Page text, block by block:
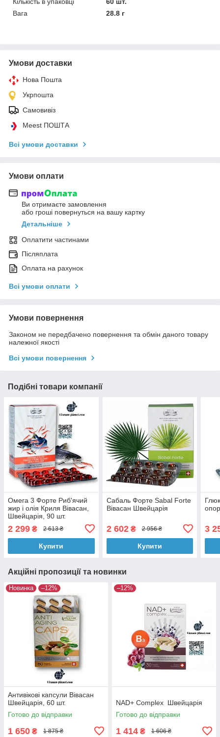
Вага
28.8 г
Умови доставки
Нова Пошта
Укрпошта
Самовивіз
Meest ПОШТА
Всі умови доставки
Умови оплати
Ви отримаєте замовлення
або гроші повернуться на вашу картку
Детальніше
Оплатити частинами
Післяплата
Оплата на рахунок
Всі умови оплати
Умови повернення
Законом не передбачено повернення та обмін даного товару
належної якості
Всі умови повернення
Подібні товари компанії
Омега 3 Форте Риб'ячий
жир і олія Криля Вівасан,
Швейцарія, 90 шт.
2 299 ₴ 2 613 ₴
Купити
Сабаль Форте Sabal Forte
Вівасан Швейцарія
2 602₴ 2 956 ₴
Купити
3
Акційні пропозиції та новинки
Новинка –12%
Антивікові капсули Вівасан
Швейцарія, 60 шт.
Готово до відправки
1 650 ₴ 1 875 ₴
–12%
NAD+ Complex Швейцарія
Готово до відправки
1 414 ₴ 1 606 ₴